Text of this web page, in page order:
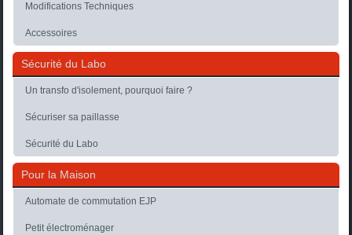
Modifications Techniques
Accessoires
Sécurité du Labo
Un transfo d'isolement, pourquoi faire ?
Sécuriser sa paillasse
Sécurité du Labo
Pour la Maison
Automate de commutation EJP
Petit électroménager